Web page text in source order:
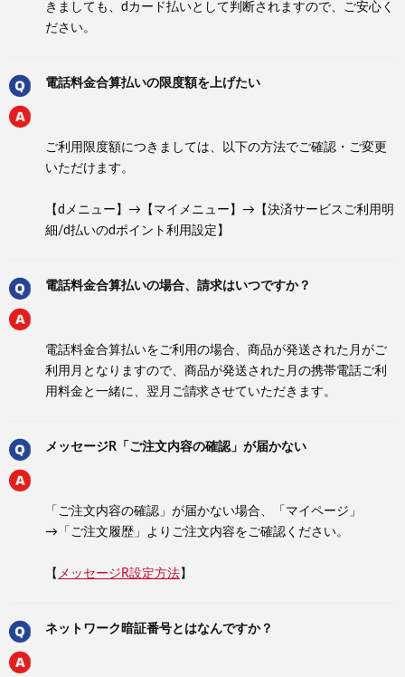
きましても、dカード払いとして判断されますので、ご安心く
ださい。
電話料金合算払いの限度額を上げたい
ご利用限度額につきましては、以下の方法でご確認・ご変更
いただけます。
【dメニュー】→【マイメニュー】→【決済サービスご利用明
細/d払いのdポイント利用設定】
電話料金合算払いの場合、請求はいつですか？
電話料金合算払いをご利用の場合、商品が発送された月がご
利用月となりますので、商品が発送された月の携帯電話ご利
用料金と一緒に、翌月ご請求させていただきます。
メッセージR「ご注文内容の確認」が届かない
「ご注文内容の確認」が届かない場合、「マイページ」
→「ご注文履歴」よりご注文内容をご確認ください。
【 メッセージR設定方法】
ネットワーク暗証番号とはなんですか？